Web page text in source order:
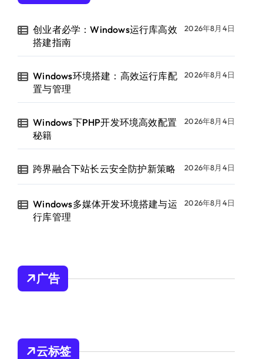
创业者必学：Windows运行库高效
搭建指南
2026年8月4日
Windows环境搭建：高效运行库配
置与管理
2026年8月4日
Windows下PHP开发环境高效配置
秘籍
2026年8月4日
跨界融合下站长云安全防护新策略 2026年8月4日
Windows多媒体开发环境搭建与运
行库管理
2026年8月4日
广告
云标签